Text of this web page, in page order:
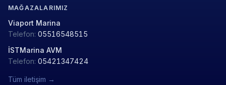
MAĞAZALARIMIZ
Viaport Marina
Telefon: 05516548515
İSTMarina AVM
Telefon: 05421347424
Tüm iletişim →